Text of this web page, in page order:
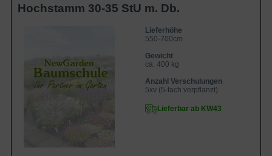
Hochstamm 30-35 StU m. Db.
Lieferhöhe
550-700cm
Gewicht
ca. 400 kg
Anzahl Verschulungen
5xv (5-fach verpflanzt)
Lieferbar ab KW43